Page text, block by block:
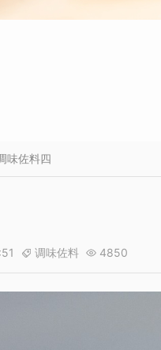
味佐料四
 调味佐料  4850